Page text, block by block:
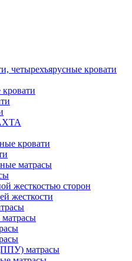
четырехъярусные кровати
кровати
матрасы
жесткостью сторон
жесткости
матрасы